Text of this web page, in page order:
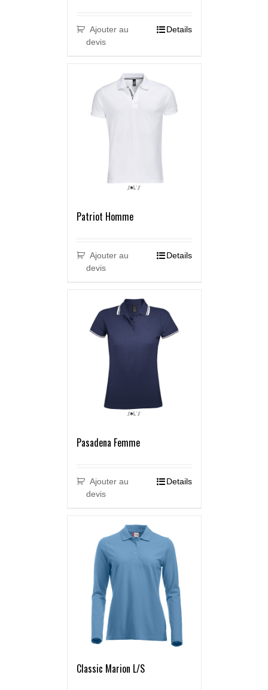
Ajouter au
devis
Details
Patriot Homme
Ajouter au
devis
Details
Pasadena Femme
Ajouter au
devis
Details
Classic Marion L/S